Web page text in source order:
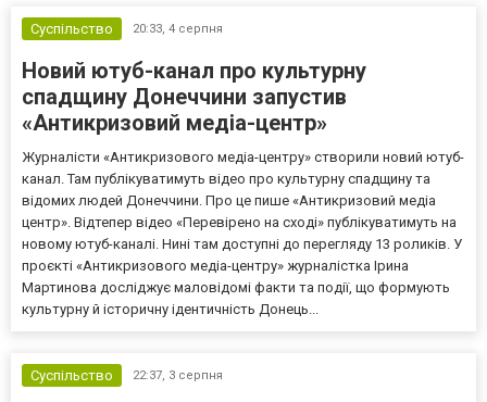
Суспільство 20:33, 4 серпня
Новий ютуб-канал про культурну
спадщину Донеччини запустив
«Антикризовий медіа-центр»
Журналісти «Антикризового медіа-центру» створили новий ютуб-
канал. Там публікуватимуть відео про культурну спадщину та
відомих людей Донеччини. Про це пише «Антикризовий медіа
центр». Відтепер відео «Перевірено на сході» публікуватимуть на
новому ютуб-каналі. Нині там доступні до перегляду 13 роликів. У
проєкті «Антикризового медіа-центру» журналістка Ірина
Мартинова досліджує маловідомі факти та події, що формують
культурну й історичну ідентичність Донець...
Суспільство 22:37, 3 серпня